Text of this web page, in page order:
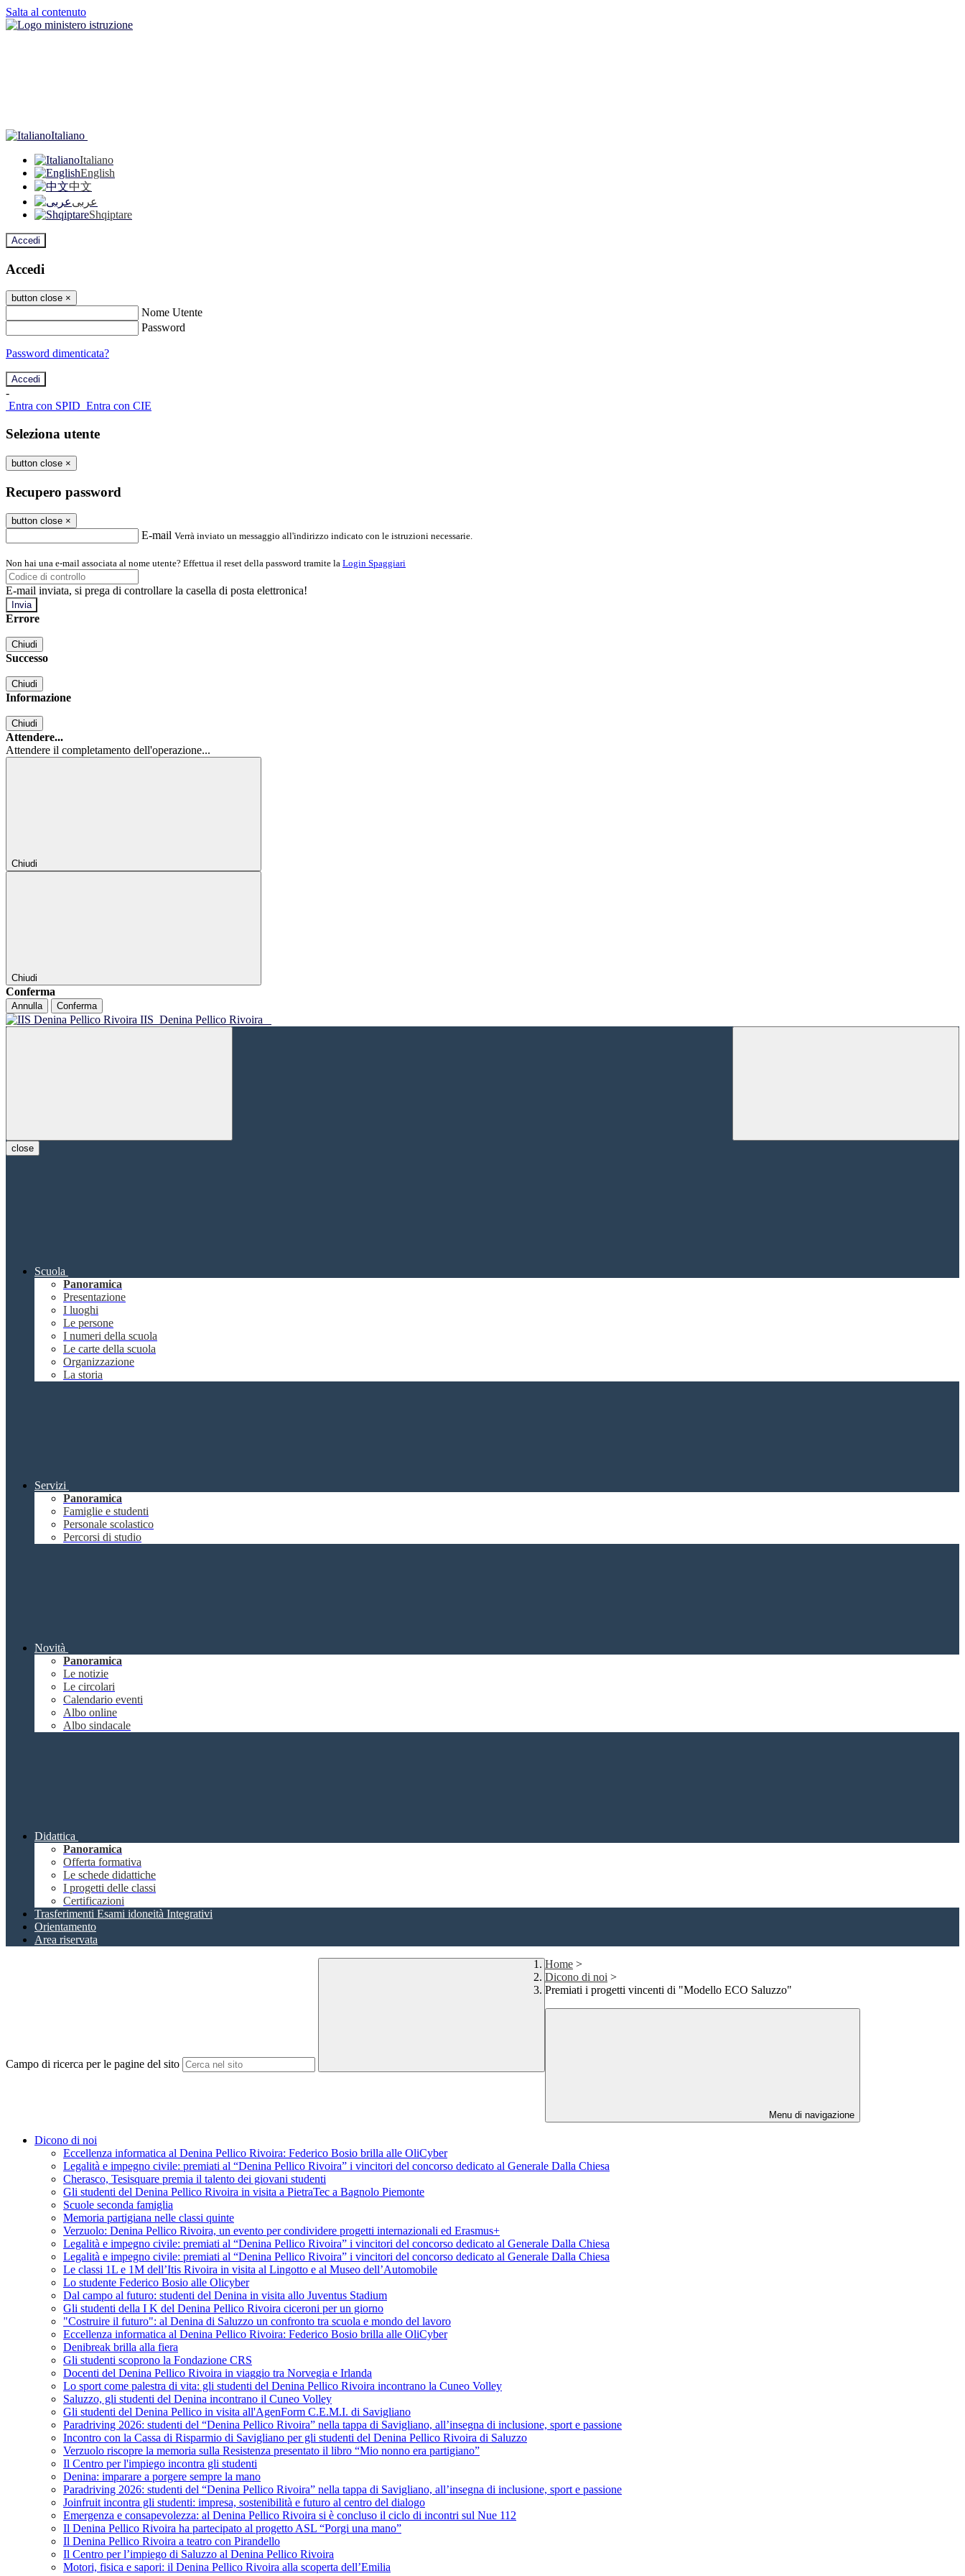
Salta al contenuto
Italiano
Italiano
English
中文
عربى
Shqiptare
Accedi
Accedi
button close ×
Nome Utente
Password
Password dimenticata?
-
Entra con SPID Entra con CIE
Seleziona utente
button close ×
Recupero password
button close ×
E-mail Verrà inviato un messaggio all'indirizzo indicato con le istruzioni necessarie.
Non hai una e-mail associata al nome utente? Effettua il reset della password tramite la Login Spaggiari
E-mail inviata, si prega di controllare la casella di posta elettronica!
Errore
Chiudi
Successo
Chiudi
Informazione
Chiudi
Attendere...
Attendere il completamento dell'operazione...
Chiudi
Chiudi
Conferma
Annulla Conferma
IIS Denina Pellico Rivoira
close
Scuola
Panoramica
Presentazione
I luoghi
Le persone
I numeri della scuola
Le carte della scuola
Organizzazione
La storia
Servizi
Panoramica
Famiglie e studenti
Personale scolastico
Percorsi di studio
Novità
Panoramica
Le notizie
Le circolari
Calendario eventi
Albo online
Albo sindacale
Didattica
Panoramica
Offerta formativa
Le schede didattiche
I progetti delle classi
Certificazioni
Trasferimenti Esami idoneità Integrativi
Orientamento
Area riservata
Campo di ricerca per le pagine del sito
Home >
Dicono di noi >
Premiati i progetti vincenti di "Modello ECO Saluzzo"
Menu di navigazione
Dicono di noi
Eccellenza informatica al Denina Pellico Rivoira: Federico Bosio brilla alle OliCyber
Legalità e impegno civile: premiati al “Denina Pellico Rivoira” i vincitori del concorso dedicato al Generale Dalla Chiesa
Cherasco, Tesisquare premia il talento dei giovani studenti
Gli studenti del Denina Pellico Rivoira in visita a PietraTec a Bagnolo Piemonte
Scuole seconda famiglia
Memoria partigiana nelle classi quinte
Verzuolo: Denina Pellico Rivoira, un evento per condividere progetti internazionali ed Erasmus+
Legalità e impegno civile: premiati al “Denina Pellico Rivoira” i vincitori del concorso dedicato al Generale Dalla Chiesa
Legalità e impegno civile: premiati al “Denina Pellico Rivoira” i vincitori del concorso dedicato al Generale Dalla Chiesa
Le classi 1L e 1M dell’Itis Rivoira in visita al Lingotto e al Museo dell’Automobile
Lo studente Federico Bosio alle Olicyber
Dal campo al futuro: studenti del Denina in visita allo Juventus Stadium
Gli studenti della I K del Denina Pellico Rivoira ciceroni per un giorno
"Costruire il futuro": al Denina di Saluzzo un confronto tra scuola e mondo del lavoro
Eccellenza informatica al Denina Pellico Rivoira: Federico Bosio brilla alle OliCyber
Denibreak brilla alla fiera
Gli studenti scoprono la Fondazione CRS
Docenti del Denina Pellico Rivoira in viaggio tra Norvegia e Irlanda
Lo sport come palestra di vita: gli studenti del Denina Pellico Rivoira incontrano la Cuneo Volley
Saluzzo, gli studenti del Denina incontrano il Cuneo Volley
Gli studenti del Denina Pellico in visita all'AgenForm C.E.M.I. di Savigliano
Paradriving 2026: studenti del “Denina Pellico Rivoira” nella tappa di Savigliano, all’insegna di inclusione, sport e passione
Incontro con la Cassa di Risparmio di Savigliano per gli studenti del Denina Pellico Rivoira di Saluzzo
Verzuolo riscopre la memoria sulla Resistenza presentato il libro “Mio nonno era partigiano”
Il Centro per l'impiego incontra gli studenti
Denina: imparare a porgere sempre la mano
Paradriving 2026: studenti del “Denina Pellico Rivoira” nella tappa di Savigliano, all’insegna di inclusione, sport e passione
Joinfruit incontra gli studenti: impresa, sostenibilità e futuro al centro del dialogo
Emergenza e consapevolezza: al Denina Pellico Rivoira si è concluso il ciclo di incontri sul Nue 112
Il Denina Pellico Rivoira ha partecipato al progetto ASL “Porgi una mano”
Il Denina Pellico Rivoira a teatro con Pirandello
Il Centro per l’impiego di Saluzzo al Denina Pellico Rivoira
Motori, fisica e sapori: il Denina Pellico Rivoira alla scoperta dell’Emilia